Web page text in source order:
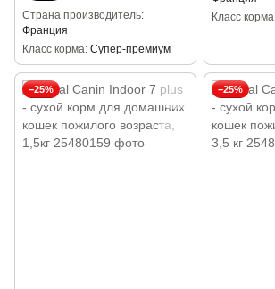
Страна производитель
Франция
Класс корма Супер-премиум
Класс корма
−25% −25%